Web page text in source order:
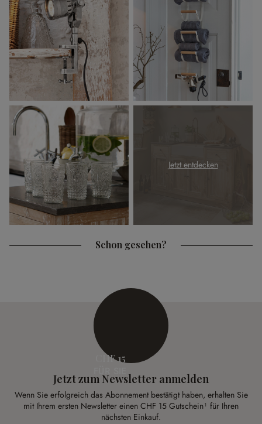
Jetzt entdecken
Schon gesehen?
CHF 15
Jetzt zum Newsletter anmelden
Wenn Sie erfolgreich das Abonnement bestätigt haben, erhalten Sie
mit Ihrem ersten Newsletter einen CHF 15 Gutschein¹ für Ihren
nächsten Einkauf.